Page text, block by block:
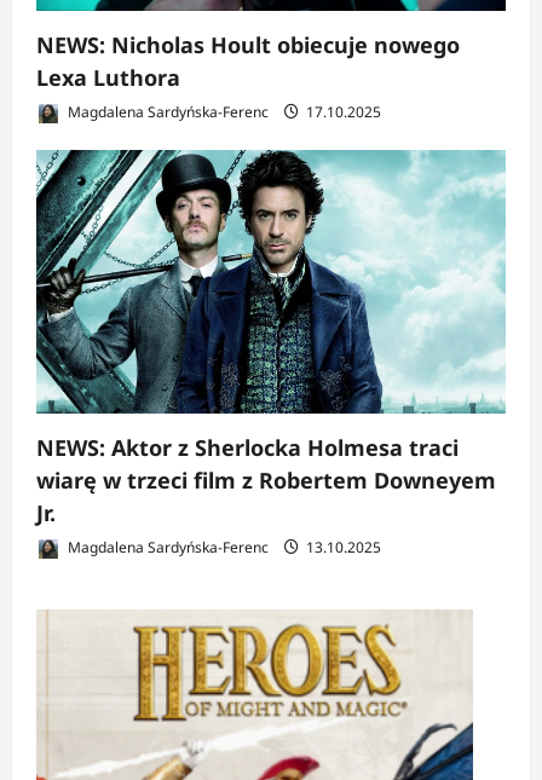
NEWS: Nicholas Hoult obiecuje nowego
Lexa Luthora
Magdalena Sardyńska-Ferenc 17.10.2025
NEWS: Aktor z Sherlocka Holmesa traci
wiarę w trzeci film z Robertem Downeyem
Jr.
Magdalena Sardyńska-Ferenc 13.10.2025